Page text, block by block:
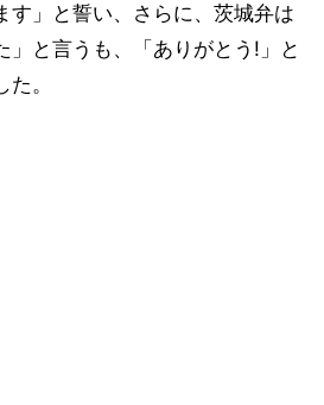
す」と誓い、さらに、茨城弁は
」と言うも、「ありがとう!」と
。